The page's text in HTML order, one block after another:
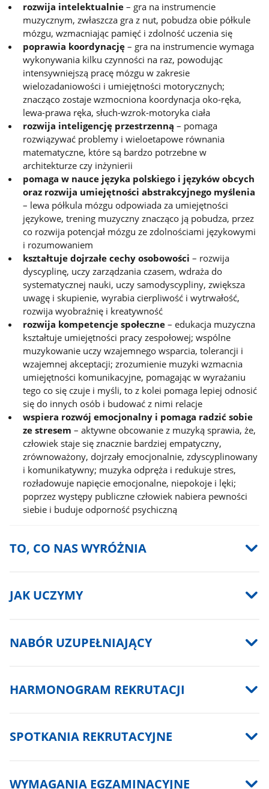
rozwija intelektualnie – gra na instrumencie
muzycznym, zwłaszcza gra z nut, pobudza obie półkule
mózgu, wzmacniając pamięć i zdolność uczenia się
poprawia koordynację – gra na instrumencie wymaga
wykonywania kilku czynności na raz, powodując
intensywniejszą pracę mózgu w zakresie
wielozadaniowości i umiejętności motorycznych;
znacząco zostaje wzmocniona koordynacja oko-ręka,
lewa-prawa ręka, słuch-wzrok-motoryka ciała
rozwija inteligencję przestrzenną – pomaga
rozwiązywać problemy i wieloetapowe równania
matematyczne, które są bardzo potrzebne w
architekturze czy inżynierii
pomaga w nauce języka polskiego i języków obcych
oraz rozwija umiejętności abstrakcyjnego myślenia
– lewa półkula mózgu odpowiada za umiejętności
językowe, trening muzyczny znacząco ją pobudza, przez
co rozwija potencjał mózgu ze zdolnościami językowymi
i rozumowaniem
kształtuje dojrzałe cechy osobowości – rozwija
dyscyplinę, uczy zarządzania czasem, wdraża do
systematycznej nauki, uczy samodyscypliny, zwiększa
uwagę i skupienie, wyrabia cierpliwość i wytrwałość,
rozwija wyobraźnię i kreatywność
rozwija kompetencje społeczne – edukacja muzyczna
kształtuje umiejętności pracy zespołowej; wspólne
muzykowanie uczy wzajemnego wsparcia, tolerancji i
wzajemnej akceptacji; zrozumienie muzyki wzmacnia
umiejętności komunikacyjne, pomagając w wyrażaniu
tego co się czuje i myśli, to z kolei pomaga lepiej odnosić
się do innych osób i budować z nimi relacje
wspiera rozwój emocjonalny i pomaga radzić sobie
ze stresem – aktywne obcowanie z muzyką sprawia, że,
człowiek staje się znacznie bardziej empatyczny,
zrównoważony, dojrzały emocjonalnie, zdyscyplinowany
i komunikatywny; muzyka odpręża i redukuje stres,
rozładowuje napięcie emocjonalne, niepokoje i lęki;
poprzez występy publiczne człowiek nabiera pewności
siebie i buduje odporność psychiczną
TO, CO NAS WYRÓŻNIA
JAK UCZYMY
NABÓR UZUPEŁNIAJĄCY
HARMONOGRAM REKRUTACJI
SPOTKANIA REKRUTACYJNE
WYMAGANIA EGZAMINACYJNE